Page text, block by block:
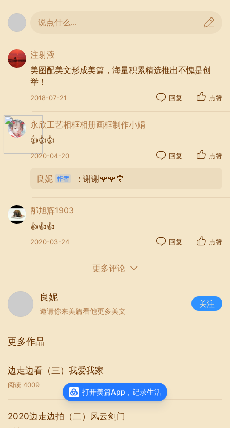
说点什么...
注射液
美图配美文形成美篇，海量积累精选推出不愧是创
举！
2018-07-21 回复 点赞
永欣工艺相框相册画框制作小娟
👍👍👍
2020-04-20 回复 点赞
良妮 ：谢谢🌹🌹🌹
邴旭辉1903
👍👍👍
2020-03-24 回复 点赞
更多评论
良妮
邀请你来美篇看他更多美文
关注
更多作品
边走边看（三）我爱我家
阅读 4009
2020边走边拍（二）风云剑门
打开美篇App，记录生活